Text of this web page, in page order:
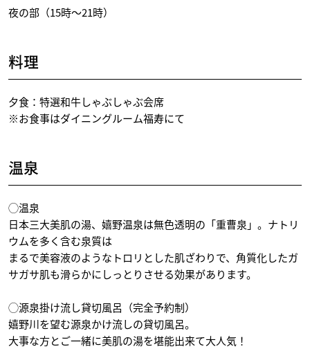
夜の部（15時～21時）
料理
夕食：特選和牛しゃぶしゃぶ会席
※お食事はダイニングルーム福寿にて
温泉
◯温泉
日本三大美肌の湯、嬉野温泉は無色透明の「重曹泉」。ナトリ
ウムを多く含む泉質は
まるで美容液のようなトロリとした肌ざわりで、角質化したガ
サガサ肌も滑らかにしっとりさせる効果があります。
◯源泉掛け流し貸切風呂（完全予約制）
嬉野川を望む源泉かけ流しの貸切風呂。
大事な方とご一緒に美肌の湯を堪能出来て大人気！